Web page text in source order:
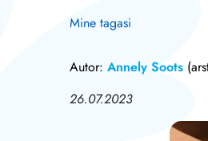
Mine tagasi
Autor: Annely Soots
26.07.2023